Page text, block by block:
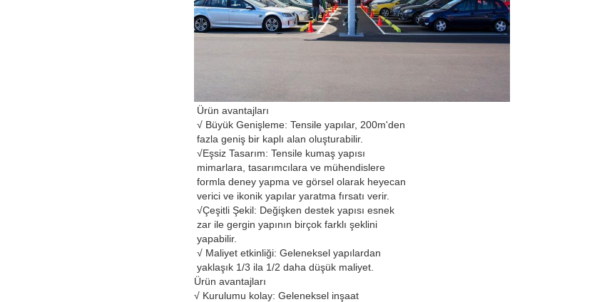
Ürün avantajları
√ Büyük Genişleme: Tensile yapılar, 200m'den
fazla geniş bir kaplı alan oluşturabilir.
√Eşsiz Tasarım: Tensile kumaş yapısı
mimarlara, tasarımcılara ve mühendislere
formla deney yapma ve görsel olarak heyecan
verici ve ikonik yapılar yaratma fırsatı verir.
√Çeşitli Şekil: Değişken destek yapısı esnek
zar ile gergin yapının birçok farklı şeklini
yapabilir.
√ Maliyet etkinliği: Geleneksel yapılardan
yaklaşık 1/3 ila 1/2 daha düşük maliyet.
Ürün avantajları
√ Kurulumu kolay: Geleneksel inşaat